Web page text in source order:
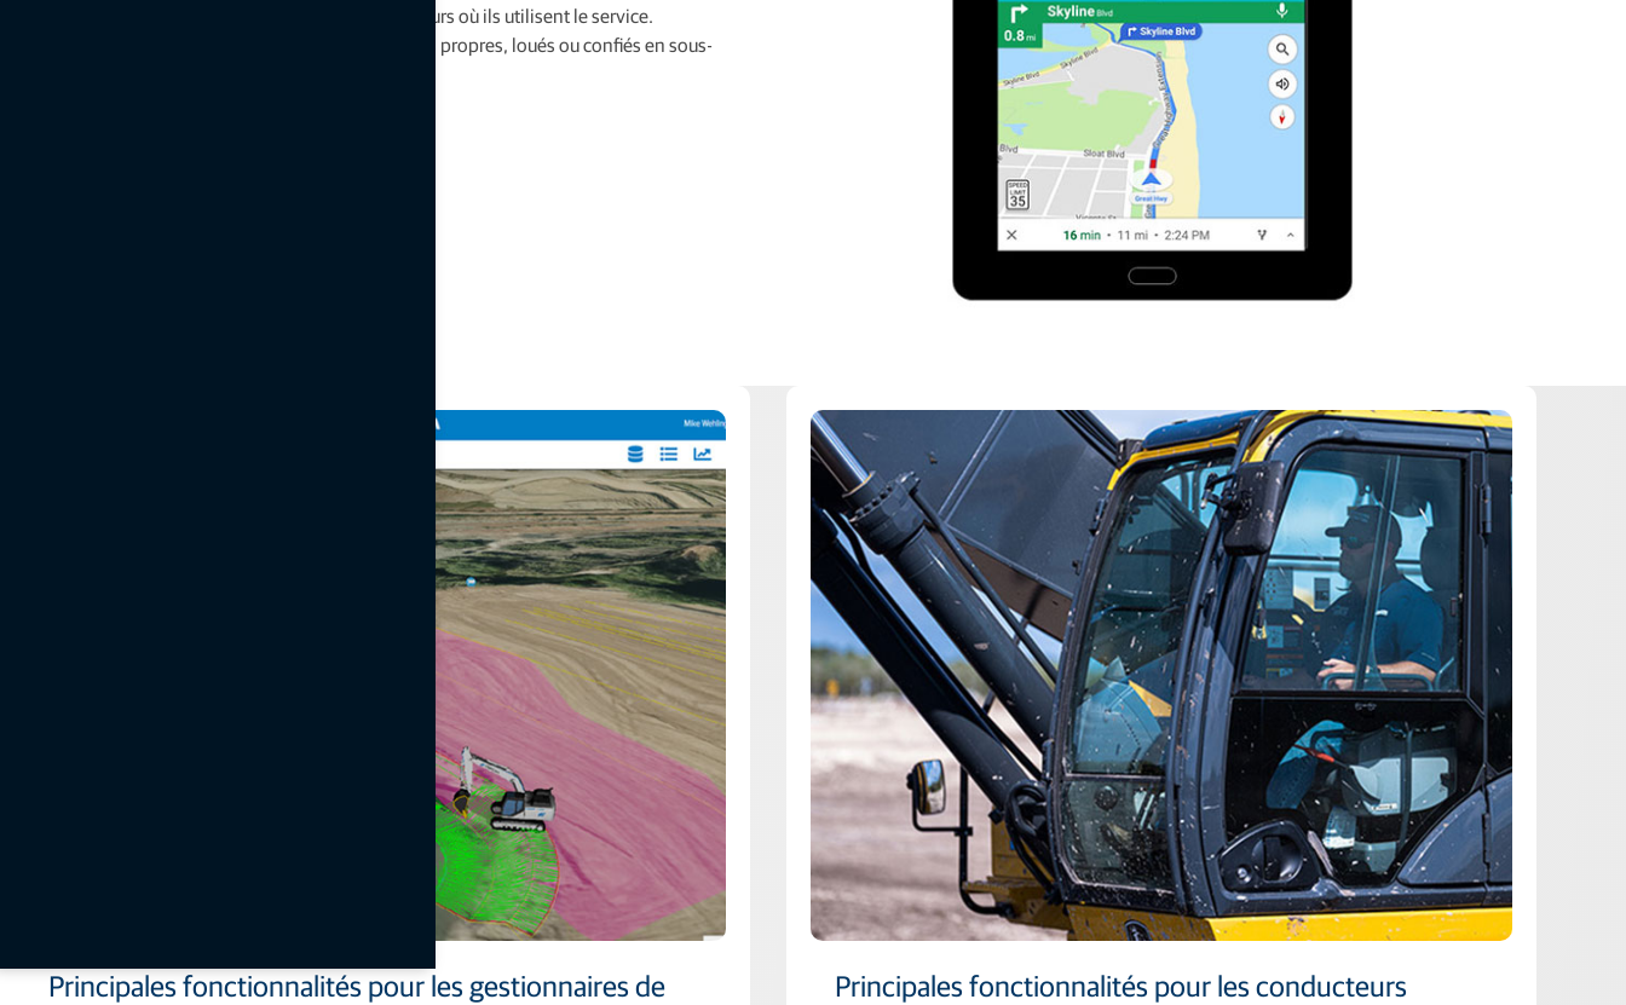
Sitelink3D, les entrepreneurs ne paient que pour les jours où ils utilisent le service.
L'application permet également de suivre les véhicules propres, loués ou confiés en sous-
Principales fonctionnalités pour les gestionnaires de
Principales fonctionnalités pour les conducteurs